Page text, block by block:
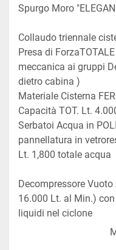
Spurgo Moro
Collaudo triennale
Presa di
meccanica ai gruppi
dietro cabina )
Materiale Cisterna
Capacità TOT. Lt.
Serbatoi Acqua in
pannellatura in
Lt. 1,800 totale acqua
Decompressore Vuoto
16.000 Lt. al Min.)
liquidi nel ciclone
Accessori di